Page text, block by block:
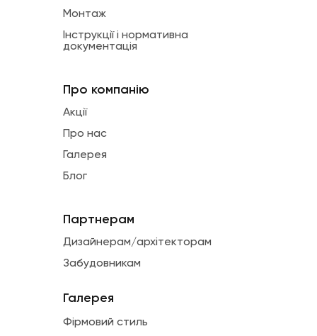
Монтаж
Інструкції і нормативна
документація
Про компанію
Акції
Про нас
Галерея
Блог
Партнерам
Дизайнерам/архітекторам
Забудовникам
Галерея
Фірмовий стиль